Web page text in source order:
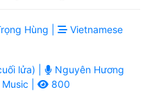
Hùng |
Vietnamese
lửa) |
Nguyên Hương
| 800